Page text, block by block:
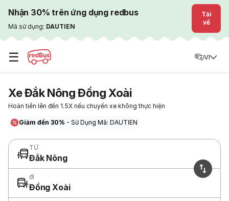
Nhận 30% trên ứng dụng redbus
Mã sử dụng: DAUTIEN
Tải
về
☰ VI
Xe Đắk Nông Đồng Xoài
Hoàn tiền lên đến 1.5X nếu chuyến xe không thực hiện
Giảm đến 30% - Sử Dụng Mã: DAUTIEN
TỪ
Đắk Nông
đi
Đồng Xoài